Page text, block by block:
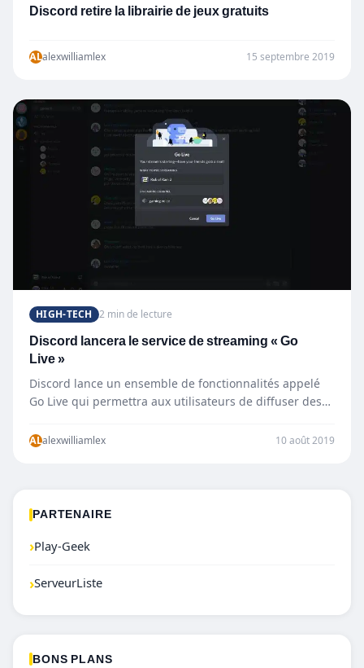
Discord retire la librairie de jeux gratuits
ALalexwilliamlex 15 septembre 2019
HIGH-TECH 2 min de lecture
Discord lancera le service de streaming « Go
Live »
Discord lance un ensemble de fonctionnalités appelé
Go Live qui permettra aux utilisateurs de diffuser des
ALalexwilliamlex 10 août 2019
PARTENAIRE
›Play-Geek
›ServeurListe
BONS PLANS